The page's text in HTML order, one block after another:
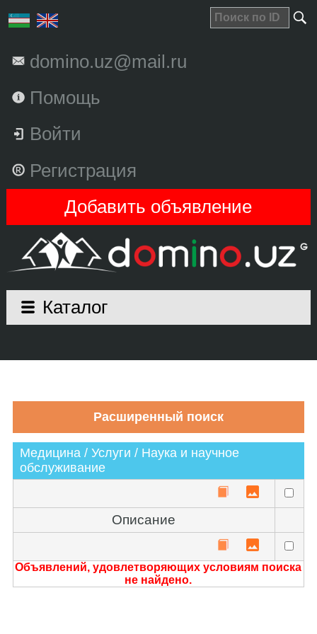
domino.uz@mail.ru
Помощь
Войти
Регистрация
Добавить объявление
Каталог
Медицина / Услуги / Наука и научное
обслуживание
Описание
Объявлений, удовлетворяющих условиям поиска
не найдено.